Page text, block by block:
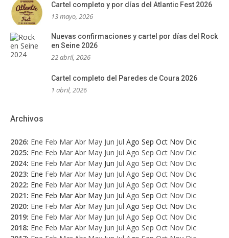
Cartel completo y por días del Atlantic Fest 2026
13 mayo, 2026
Nuevas confirmaciones y cartel por días del Rock
en Seine 2026
22 abril, 2026
Cartel completo del Paredes de Coura 2026
1 abril, 2026
Archivos
2026: Ene Feb Mar Abr May Jun Jul Ago Sep Oct Nov Dic
2025: Ene Feb Mar Abr May Jun Jul Ago Sep Oct Nov Dic
2024: Ene Feb Mar Abr May Jun Jul Ago Sep Oct Nov Dic
2023: Ene Feb Mar Abr May Jun Jul Ago Sep Oct Nov Dic
2022: Ene Feb Mar Abr May Jun Jul Ago Sep Oct Nov Dic
2021: Ene Feb Mar Abr May Jun Jul Ago Sep Oct Nov Dic
2020: Ene Feb Mar Abr May Jun Jul Ago Sep Oct Nov Dic
2019: Ene Feb Mar Abr May Jun Jul Ago Sep Oct Nov Dic
2018: Ene Feb Mar Abr May Jun Jul Ago Sep Oct Nov Dic